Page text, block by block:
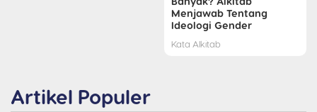
Menjawab Tentang
Ideologi Gender
Kata Alkitab
Artikel Populer